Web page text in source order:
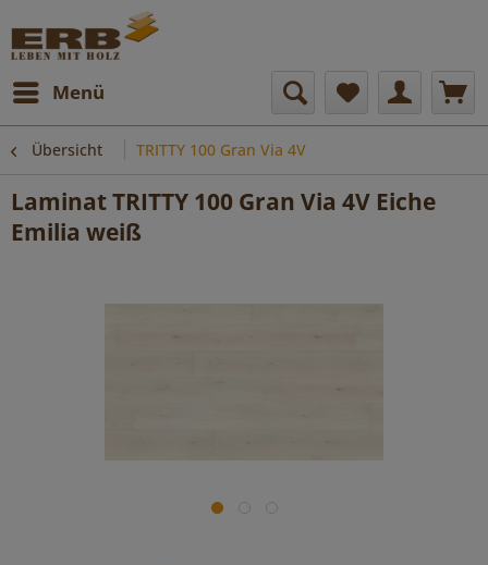
Menü
Übersicht TRITTY 100 Gran Via 4V
Laminat TRITTY 100 Gran Via 4V Eiche
Emilia weiß